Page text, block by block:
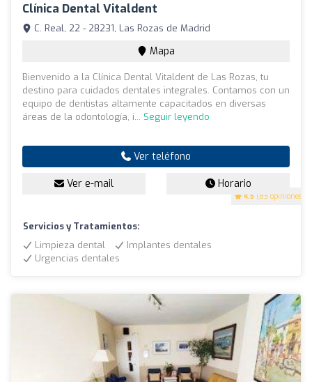
Clínica Dental Vitaldent
4.5 (83 opiniones)
C. Real, 22 - 28231, Las Rozas de Madrid
Mapa
Bienvenido a la Clínica Dental Vitaldent de Las Rozas, tu
destino para cuidados dentales integrales. Contamos con un
equipo de dentistas altamente capacitados en diversas
áreas de la odontología, i... Seguir leyendo
Ver teléfono
Ver e-mail Horario
Servicios y Tratamientos:
Limpieza dental
Implantes dentales
Urgencias dentales